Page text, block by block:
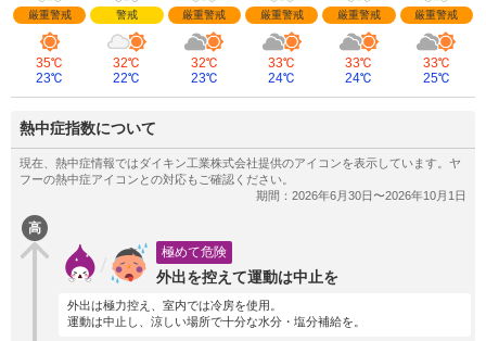
厳重警戒
35℃
23℃
警戒
32℃
22℃
厳重警戒
32℃
23℃
厳重警戒
33℃
24℃
厳重警戒
33℃
24℃
厳重警戒
33℃
25℃
熱中症指数について
高
極めて危険
外出を控えて運動は中止を
外出は極力控え、室内では冷房を使用。
運動は中止し、涼しい場所で十分な水分・塩分補給を。